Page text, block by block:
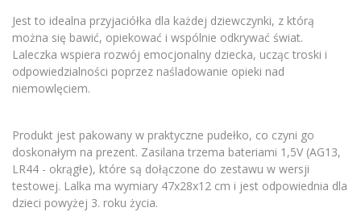
Jest to idealna przyjaciółka dla każdej dziewczynki, z którą
można się bawić, opiekować i wspólnie odkrywać świat.
Laleczka wspiera rozwój emocjonalny dziecka, ucząc troski i
odpowiedzialności poprzez naśladowanie opieki nad
niemowlęciem.
Produkt jest pakowany w praktyczne pudełko, co czyni go
doskonałym na prezent. Zasilana trzema bateriami 1,5V (AG13,
LR44 - okrągłe), które są dołączone do zestawu w wersji
testowej. Lalka ma wymiary 47x28x12 cm i jest odpowiednia dla
dzieci powyżej 3. roku życia.